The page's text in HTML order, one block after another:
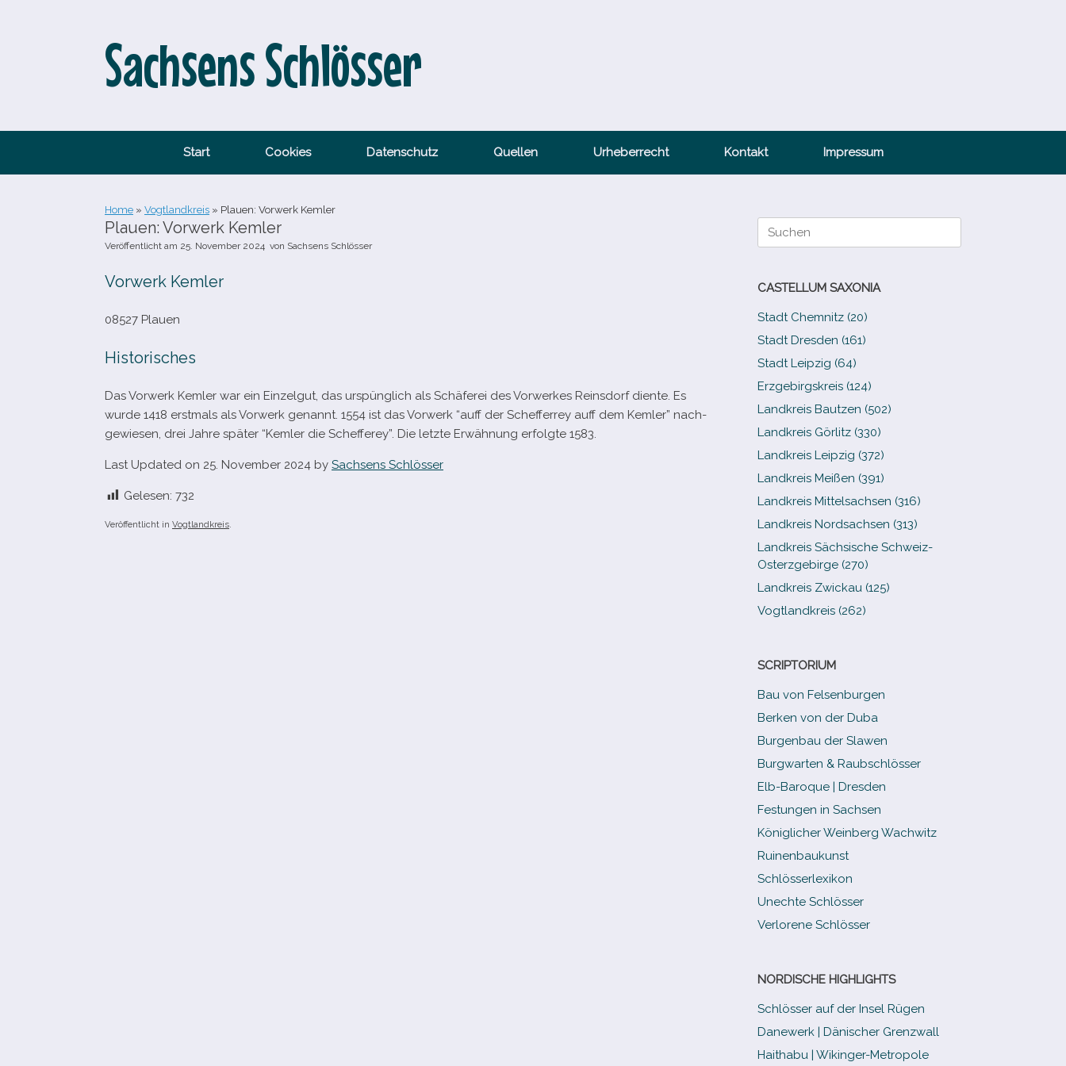
Sachsens Schlösser
Start Cookies Datenschutz Quellen Urheberrecht Kontakt Impressum
Home » Vogtlandkreis » Plauen: Vorwerk Kemler
Plauen: Vorwerk Kemler
Veröffentlicht am 25. November 2024 von Sachsens Schlösser
Vorwerk Kemler
08527 Plauen
Historisches
Das Vorwerk Kemler war ein Einzelgut, das urspüng­lich als Schäferei des Vorwerkes Reinsdorf diente. Es
wurde 1418 erst­mals als Vorwerk genannt. 1554 ist das Vorwerk “auff der Schefferrey auff dem Kemler” nach­
ge­wie­sen, drei Jahre spä­ter “Kemler die Schefferey”. Die letzte Erwähnung erfolgte 1583.
Last Updated on 25. November 2024 by Sachsens Schlösser
Gelesen: 732
Veröffentlicht in Vogtlandkreis
Suche
nach:
CASTELLUM SAXONIA
Stadt Chemnitz (20)
Stadt Dresden (161)
Stadt Leipzig (64)
Erzgebirgskreis (124)
Landkreis Bautzen (502)
Landkreis Görlitz (330)
Landkreis Leipzig (372)
Landkreis Meißen (391)
Landkreis Mittelsachsen (316)
Landkreis Nordsachsen (313)
Landkreis Sächsische Schweiz-​
Osterzgebirge (270)
Landkreis Zwickau (125)
Vogtlandkreis (262)
SCRIPTORIUM
Bau von Felsenburgen
Berken von der Duba
Burgenbau der Slawen
Burgwarten & Raubschlösser
Elb-​Baroque | Dresden
Festungen in Sachsen
Königlicher Weinberg Wachwitz
Ruinenbaukunst
Schlösserlexikon
Unechte Schlösser
Verlorene Schlösser
NORDISCHE HIGHLIGHTS
Schlösser auf der Insel Rügen
Danewerk | Dänischer Grenzwall
Haithabu | Wikinger-Metropole